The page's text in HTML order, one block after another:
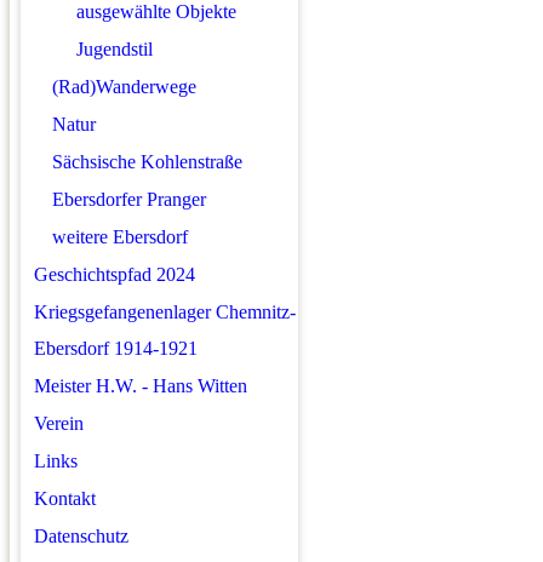
ausgewählte Objekte
Jugendstil
(Rad)Wanderwege
Natur
Sächsische Kohlenstraße
Ebersdorfer Pranger
weitere Ebersdorf
Geschichtspfad 2024
Kriegsgefangenenlager Chemnitz-
Ebersdorf 1914-1921
Meister H.W. - Hans Witten
Verein
Links
Kontakt
Datenschutz